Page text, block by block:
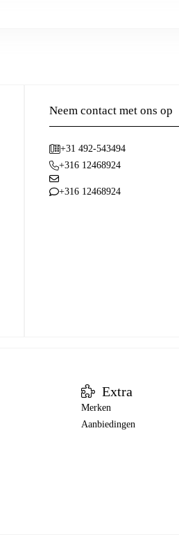
Neem contact met ons op
+31 492-543494
+316 12468924
+316 12468924
Extra
Merken
Aanbiedingen